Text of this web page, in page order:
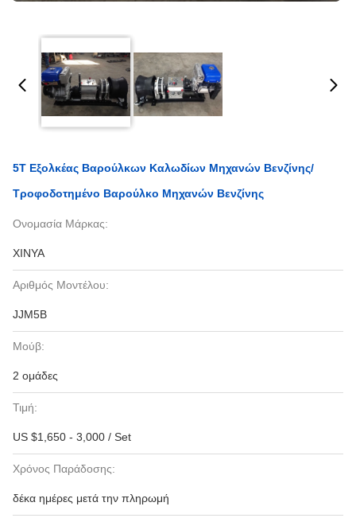
5T Εξολκέας Βαρούλκων Καλωδίων Μηχανών Βενζίνης/
Τροφοδοτημένο Βαρούλκο Μηχανών Βενζίνης
Ονομασία Μάρκας:
XINYA
Αριθμός Μοντέλου:
JJM5B
Μούβ:
2 ομάδες
Τιμή:
US $1,650 - 3,000 / Set
Χρόνος Παράδοσης:
δέκα ημέρες μετά την πληρωμή